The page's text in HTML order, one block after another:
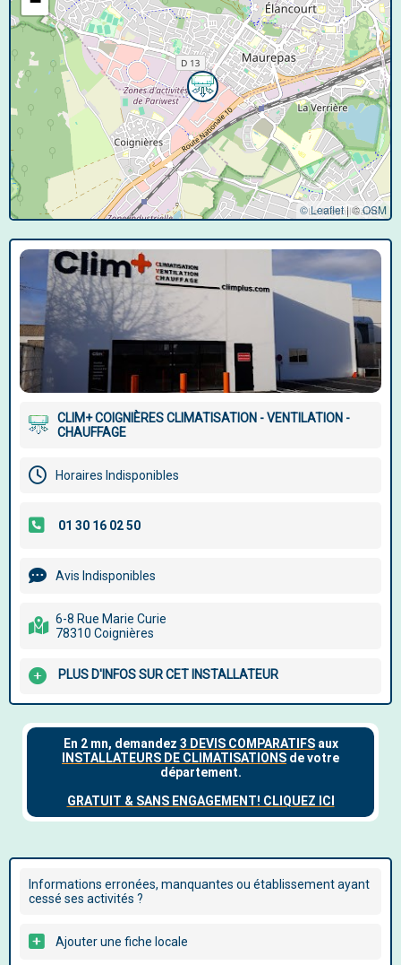
© Leaflet |©OSM
CLIM+ COIGNIÈRES CLIMATISATION - VENTILATION -
CHAUFFAGE
Horaires Indisponibles
Avis Indisponibles
6-8 Rue Marie Curie
78310 Coignières
PLUS D'INFOS SUR CET INSTALLATEUR
Informations erronées, manquantes ou établissement ayant
cessé ses activités ?
Ajouter une fiche locale